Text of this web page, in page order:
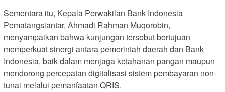
Sementara itu, Kepala Perwakilan Bank Indonesia
Pematangsiantar, Ahmadi Rahman Muqorobin,
menyampaikan bahwa kunjungan tersebut bertujuan
memperkuat sinergi antara pemerintah daerah dan Bank
Indonesia, baik dalam menjaga ketahanan pangan maupun
mendorong percepatan digitalisasi sistem pembayaran non-
tunai melalui pemanfaatan QRIS.